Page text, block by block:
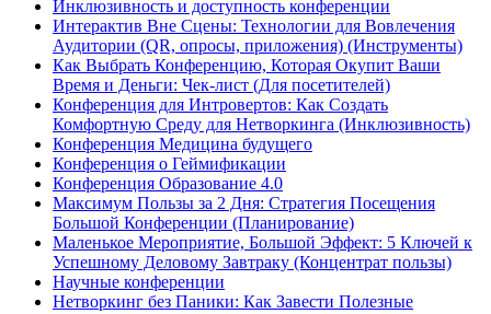
Инклюзивность и доступность конференции
Интерактив Вне Сцены: Технологии для Вовлечения
Аудитории (QR, опросы, приложения) (Инструменты)
Как Выбрать Конференцию, Которая Окупит Ваши
Время и Деньги: Чек-лист (Для посетителей)
Конференция для Интровертов: Как Создать
Комфортную Среду для Нетворкинга (Инклюзивность)
Конференция Медицина будущего
Конференция о Геймификации
Конференция Образование 4.0
Максимум Пользы за 2 Дня: Стратегия Посещения
Большой Конференции (Планирование)
Маленькое Мероприятие, Большой Эффект: 5 Ключей к
Успешному Деловому Завтраку (Концентрат пользы)
Научные конференции
Нетворкинг без Паники: Как Завести Полезные